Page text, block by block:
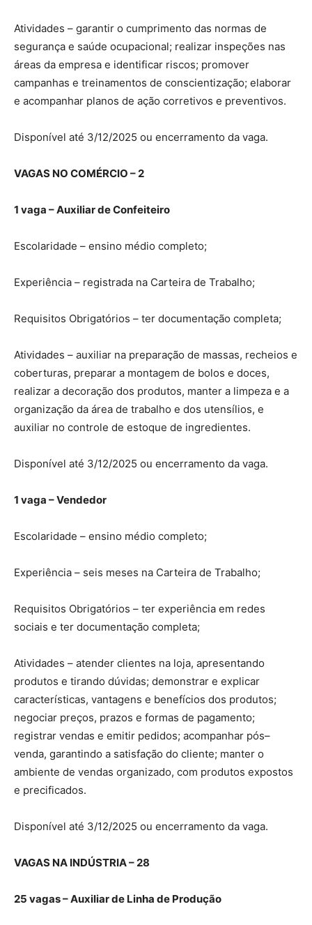
Atividades – garantir o cumprimento das normas de
segurança e saúde ocupacional; realizar inspeções nas
áreas da empresa e identificar riscos; promover
campanhas e treinamentos de conscientização; elaborar
e acompanhar planos de ação corretivos e preventivos.
Disponível até 3/12/2025 ou encerramento da vaga.
VAGAS NO COMÉRCIO – 2
1 vaga – Auxiliar de Confeiteiro
Escolaridade – ensino médio completo;
Experiência – registrada na Carteira de Trabalho;
Requisitos Obrigatórios – ter documentação completa;
Atividades – auxiliar na preparação de massas, recheios e
coberturas, preparar a montagem de bolos e doces,
realizar a decoração dos produtos, manter a limpeza e a
organização da área de trabalho e dos utensílios, e
auxiliar no controle de estoque de ingredientes.
Disponível até 3/12/2025 ou encerramento da vaga.
1 vaga – Vendedor
Escolaridade – ensino médio completo;
Experiência – seis meses na Carteira de Trabalho;
Requisitos Obrigatórios – ter experiência em redes
sociais e ter documentação completa;
Atividades – atender clientes na loja, apresentando
produtos e tirando dúvidas; demonstrar e explicar
características, vantagens e benefícios dos produtos;
negociar preços, prazos e formas de pagamento;
registrar vendas e emitir pedidos; acompanhar pós–
venda, garantindo a satisfação do cliente; manter o
ambiente de vendas organizado, com produtos expostos
e precificados.
Disponível até 3/12/2025 ou encerramento da vaga.
VAGAS NA INDÚSTRIA – 28
25 vagas – Auxiliar de Linha de Produção